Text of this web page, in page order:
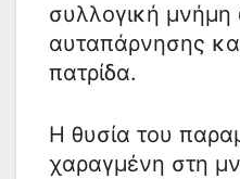
συλλογική
αυταπάρνησης
πατρίδα.
Η θυσία του
χαραγμένη στη